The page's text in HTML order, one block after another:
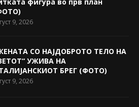
9, 2026
СО НАЈДОБРОТО ТЕЛО НА
УЖИВА НА
БРЕГ (ФОТО)
9, 2026